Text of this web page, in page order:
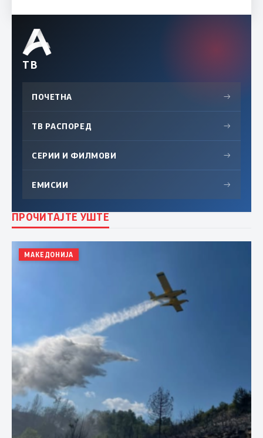
ТВ
ПОЧЕТНА →
ТВ РАСПОРЕД →
СЕРИИ И ФИЛМОВИ →
ЕМИСИИ →
ПРОЧИТАЈТЕ УШТЕ
МАКЕДОНИЈА